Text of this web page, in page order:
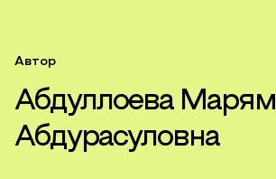
Автор
Абдуллоева Марям
Абдурасуловна